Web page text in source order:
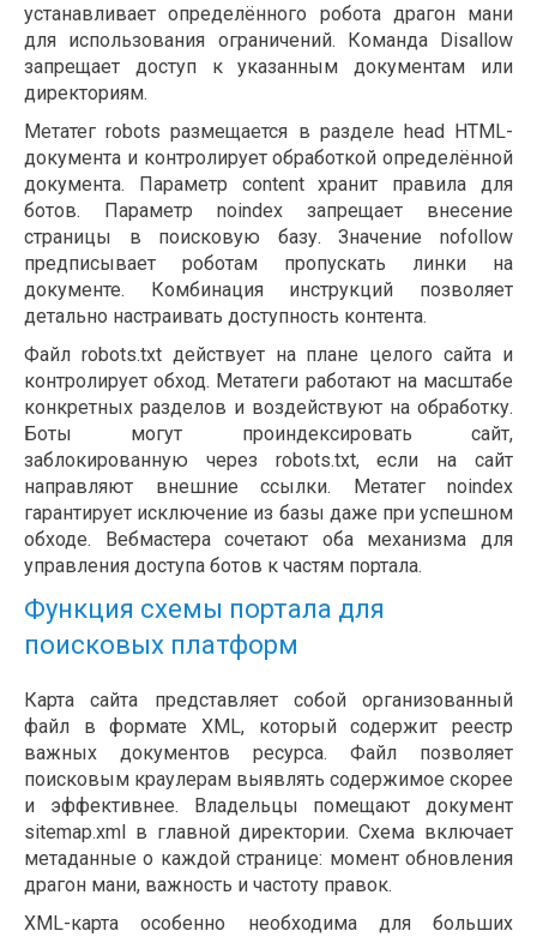
устанавливает определённого робота драгон мани
для использования ограничений. Команда Disallow
запрещает доступ к указанным документам или
директориям.
Метатег robots размещается в разделе head HTML-
документа и контролирует обработкой определённой
документа. Параметр content хранит правила для
ботов. Параметр noindex запрещает внесение
страницы в поисковую базу. Значение nofollow
предписывает роботам пропускать линки на
документе. Комбинация инструкций позволяет
детально настраивать доступность контента.
Файл robots.txt действует на плане целого сайта и
контролирует обход. Метатеги работают на масштабе
конкретных разделов и воздействуют на обработку.
Боты могут проиндексировать сайт,
заблокированную через robots.txt, если на сайт
направляют внешние ссылки. Метатег noindex
гарантирует исключение из базы даже при успешном
обходе. Вебмастера сочетают оба механизма для
управления доступа ботов к частям портала.
Функция схемы портала для
поисковых платформ
Карта сайта представляет собой организованный
файл в формате XML, который содержит реестр
важных документов ресурса. Файл позволяет
поисковым краулерам выявлять содержимое скорее
и эффективнее. Владельцы помещают документ
sitemap.xml в главной директории. Схема включает
метаданные о каждой странице: момент обновления
драгон мани, важность и частоту правок.
XML-карта особенно необходима для больших